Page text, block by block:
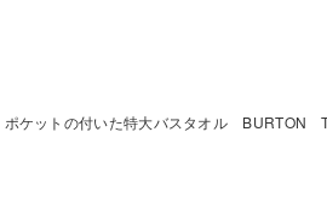
ポケットの付いた特大バスタオル BURTON